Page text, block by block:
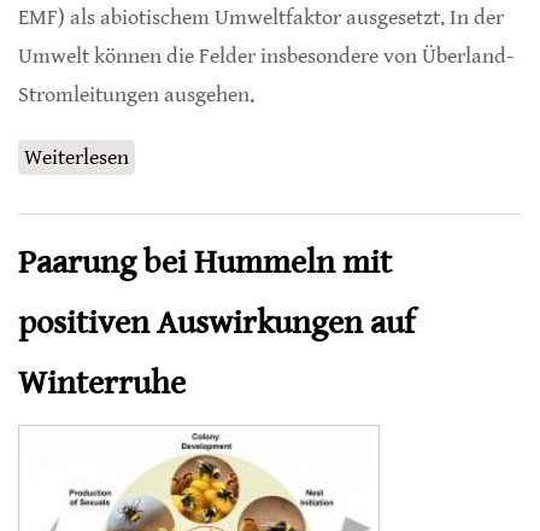
EMF) als abiotischem Umweltfaktor ausgesetzt. In der
Umwelt können die Felder insbesondere von Überland-
Stromleitungen ausgehen.
Weiterlesen
Paarung bei Hummeln mit
positiven Auswirkungen auf
Winterruhe